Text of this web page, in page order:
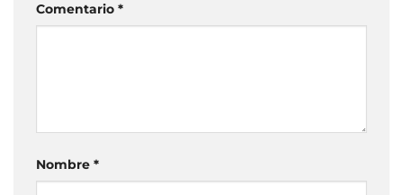
Comentario *
Nombre *